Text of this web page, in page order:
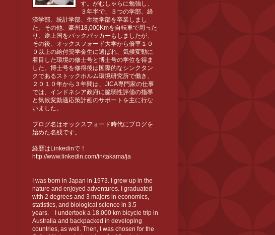
す。がむしゃらに勉強し、
３年半で、３つの学部、経
済学部、統計学部、生物学部を卒業しまし
た。その他、豪州18,000Kmを自転車で周った
り、途上国をバックパッカーもしましたが、
その後、オックスフォード大学から倍率１０
０以上の給付奨学金生に選ばれ、気候変動に
着目した環境の修士号と博士号の学位を得ま
した。博士号を修得後は国際的なシンクタン
クであるストックホルム環境研究所で働き、
２０１０年から３年間は、JICA専門家の仕事
では、インドネシア政府に脆弱性評価の指導
と気候変動適応策計画のサポートを主に行な
いました。
ブログ名はオックスフォード時代にブログを
始めた名残です。
経歴はLinkedinで！
http://www.linkedin.com/in/takama/ja
I was born in Japan in 1973. I grew up in the
nature and enjoyed adventures. I graduated
with 2 degrees and 3 majors in economics,
statistics, and biological science in 3.5
years. I undertook a 18,000 km bicycle trip in
Australia and backpacked in developing
countries, as well. Then, I was chosen for the